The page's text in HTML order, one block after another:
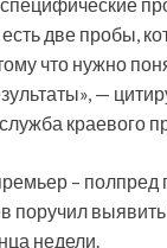
две пробы,
что нужно
—
краевого
– полпред
поручил
недели.